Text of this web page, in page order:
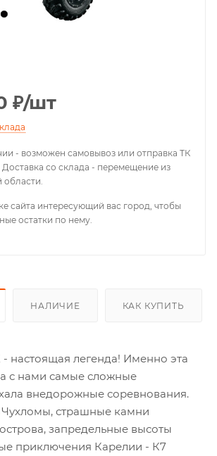
₽/шт
- возможен самовывоз или отправка ТК
Доставка со склада - перемещение из
сайта интересующий вас город, чтобы
остатки по нему.
НАЛИЧИЕ КАК КУПИТЬ
- настоящая легенда! Именно эта
с нами самые сложные
внедорожные соревнования.
Чухломы, страшные камни
запредельные высоты
приключения Карелии - К7